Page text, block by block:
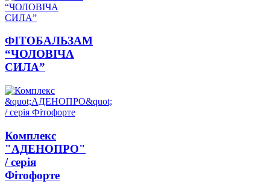
ФІТОБАЛЬЗАМ
“ЧОЛОВІЧА
СИЛА”
Комплекс
"АДЕНОПРО"
/ серія
Фітофорте